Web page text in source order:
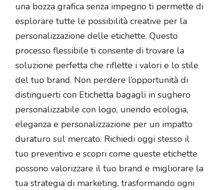
una bozza grafica senza impegno ti permette di
esplorare tutte le possibilità creative per la
personalizzazione delle etichette. Questo
processo flessibile ti consente di trovare la
soluzione perfetta che riflette i valori e lo stile
del tuo brand. Non perdere l’opportunità di
distinguerti con Etichetta bagagli in sughero
personalizzabile con logo, unendo ecologia,
eleganza e personalizzazione per un impatto
duraturo sul mercato. Richiedi oggi stesso il
tuo preventivo e scopri come queste etichette
possono valorizzare il tuo brand e migliorare la
tua strategia di marketing, trasformando ogni